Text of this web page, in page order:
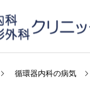
循環器内科の病気